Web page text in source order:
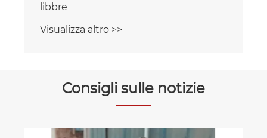
libbre
Visualizza altro >>
Consigli sulle notizie